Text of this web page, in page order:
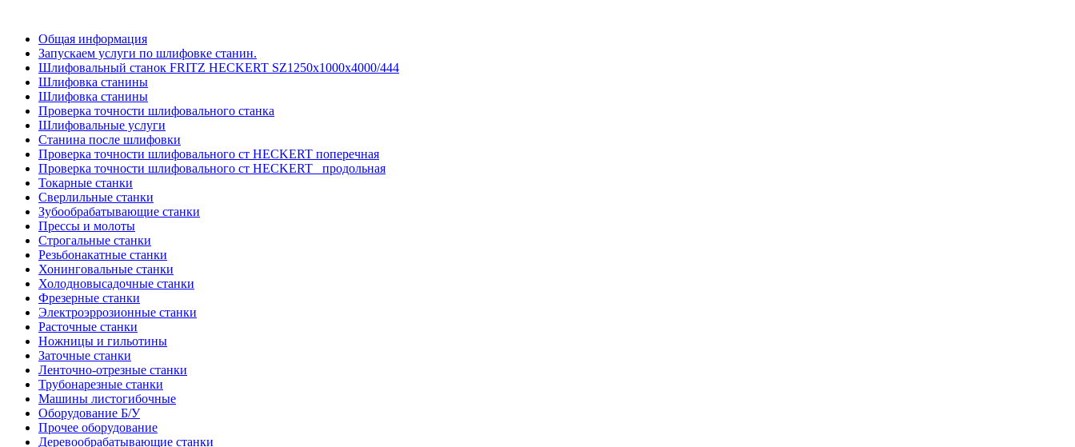
Общая информация
Запускаем услуги по шлифовке станин.
Шлифовальный станок FRITZ HECKERT SZ1250x1000x4000/444
Шлифовка станины
Шлифовка станины
Проверка точности шлифовального станка
Шлифовальные услуги
Станина после шлифовки
Проверка точности шлифовального ст HECKERT поперечная
Проверка точности шлифовального ст HECKERT _продольная
Токарные станки
Сверлильные станки
Зубообрабатывающие станки
Прессы и молоты
Строгальные станки
Резьбонакатные станки
Хонинговальные станки
Холодновысадочные станки
Фрезерные станки
Электроэррозионные станки
Расточные станки
Ножницы и гильотины
Заточные станки
Ленточно-отрезные станки
Трубонарезные станки
Машины листогибочные
Оборудование Б/У
Прочее оборудование
Деревообрабатывающие станки